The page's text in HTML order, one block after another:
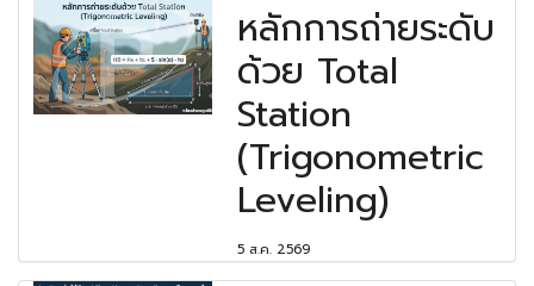
หลักการถ่ายระดับ
ด้วย Total
Station
(Trigonometric
Leveling)
5 ส.ค. 2569